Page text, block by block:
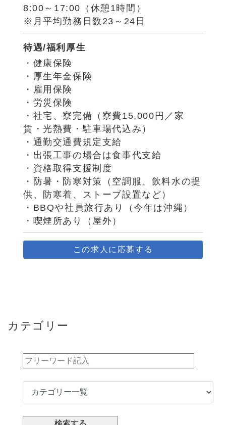
8:00～17:00（休憩1時間）
※月平均勤務日数23～24日
待遇/福利厚生
・健康保険
・厚生年金保険
・雇用保険
・労災保険
・社宅、寮完備（寮費15,000円／家
賃・光熱費・駐車場代込み）
・通勤交通費規定支給
・出張工事の場合は食事代支給
・資格取得支援制度
・防暑・防寒対策（空調服、飲料水の提
供、防寒着、ストーブ設置など）
・BBQや社員旅行あり（今年は沖縄）
・喫煙所あり（屋外）
この求人に応募する
カテゴリー